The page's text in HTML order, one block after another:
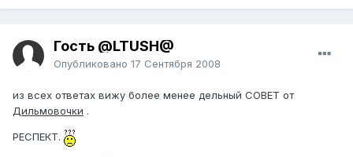
Гость @LTUSH@
Опубликовано 17 Сентября 2008
из всех ответах вижу более менее дельный СОВЕТ от
Дильмовочки .
РЕСПЕКТ.